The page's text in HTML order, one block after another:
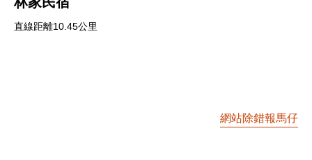
直線距離10.45公里
網站除錯報馬仔